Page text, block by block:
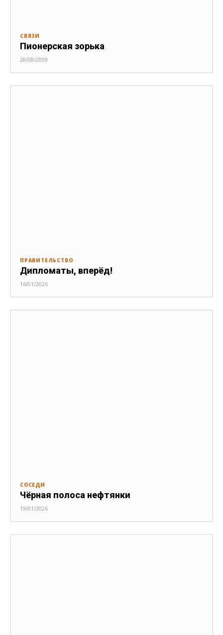
СВЯЗИ
Пионерская зорька
28/08/2009
ПРАВИТЕЛЬСТВО
Дипломаты, вперёд!
16/01/2026
СОСЕДИ
Чёрная полоса нефтянки
19/01/2026